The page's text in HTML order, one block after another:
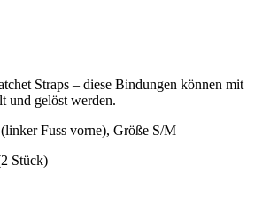
Straps – diese Bindungen können mit
und gelöst werden.
Fuss vorne), Größe S/M
Stück)